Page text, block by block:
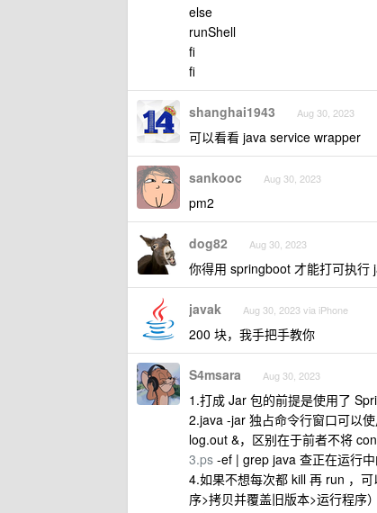
else
runShell
fi
fi
shanghai1943 Aug 30, 2023
可以看看 java service wrapper
sankooc Aug 30, 2023
pm2
dog82 Aug 30, 2023
你得用 springboot 才能打可执行
javak Aug 30, 2023 via iPhone
200 块，我手把手教你
S4msara Aug 30, 2023
1.打成 Jar 包的前提是使用了
2.java -jar 独占命令行窗口可以
log.out &，区别在于前者不将
3.ps -ef | grep java 查正在运行
4.如果不想每次都 kill 再 run ，
序>拷贝并覆盖旧版本>运行程序